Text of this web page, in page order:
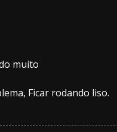
muito
Ficar rodando liso.